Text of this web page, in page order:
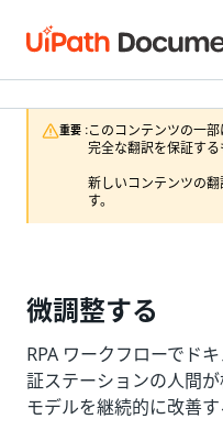
重要 :このコンテンツの一
完全な翻訳を保証する
新しいコンテンツの
す。
微調整する
RPA ワークフローでド
証ステーションの人間
モデルを継続的に改善